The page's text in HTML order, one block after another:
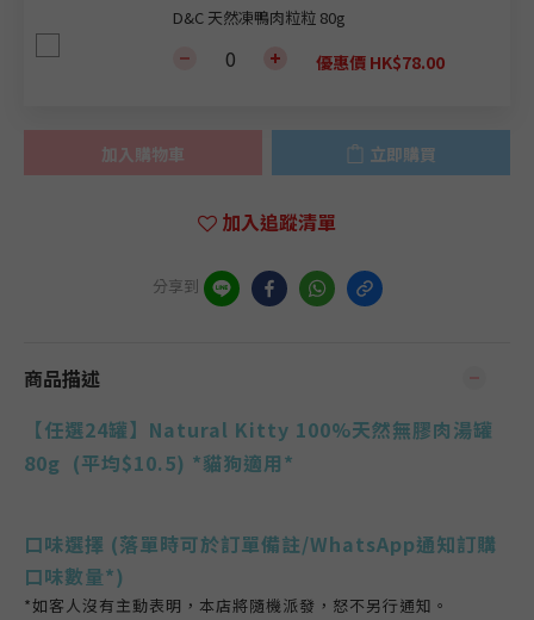
D&C 天然凍鴨肉粒粒 80g
優惠價 HK$78.00
加入購物車 立即購買
加入追蹤清單
分享到
商品描述
【任選24罐】 Natural Kitty 100%天然無膠肉湯罐
80g (平均$10.5) *貓狗適用*
口味選擇 (落單時可於訂單備註/WhatsApp通知訂購
口味數量*)
*如客人沒有主動表明，本店將隨機派發，怒不另行通知。